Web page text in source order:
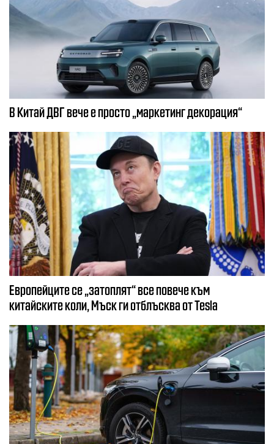
В Китай ДВГ вече е просто „маркетинг декорация“
Европейците се „затоплят“ все повече към
китайските коли, Мъск ги отблъсква от Tesla